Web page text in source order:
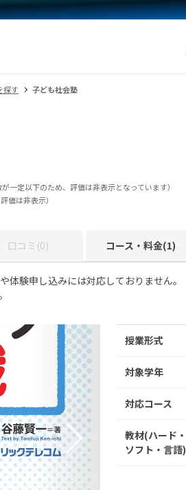
探す 子ども社会塾
一定以下のため、評価は非表示となっています）
価は非表示）
口コミ(0) コース・料金(1)
験申し込みには対応しておりません。
授業形式
対象学年
対応コース
教材(ハード・
ソフト・言語)